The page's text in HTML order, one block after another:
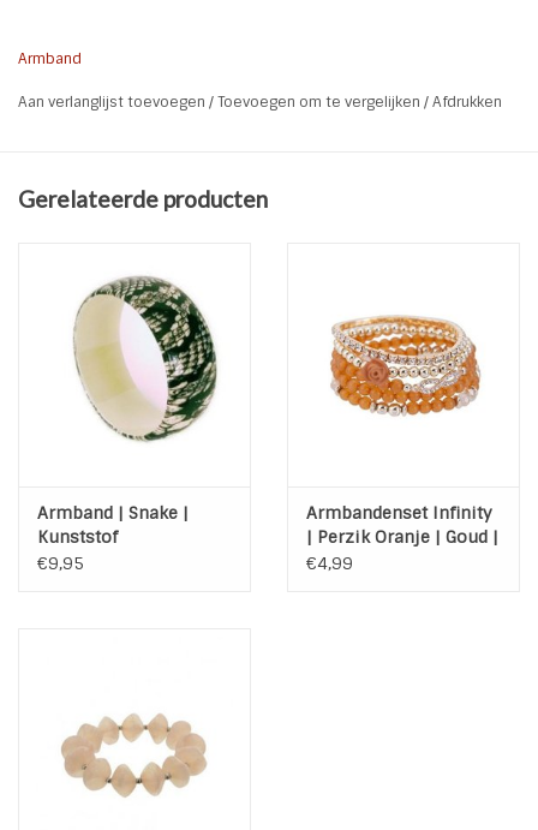
tussenuit gehaald worden.
* Soort: Schakelarmband
* Lengte: 19,5 cm
Armband
Aan verlanglijst toevoegen /Toevoegen om te vergelijken /Afdrukken
Gerelateerde producten
Armband | Snake |
Kunststof
€9,95
Armbandenset Infinity
| Perzik Oranje | Goud |
Zilver
€4,99